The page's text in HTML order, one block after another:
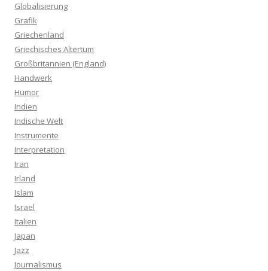
Globalisierung
Grafik
Griechenland
Griechisches Altertum
Großbritannien (England)
Handwerk
Humor
Indien
Indische Welt
Instrumente
Interpretation
Iran
Irland
Islam
Israel
Italien
Japan
Jazz
Journalismus